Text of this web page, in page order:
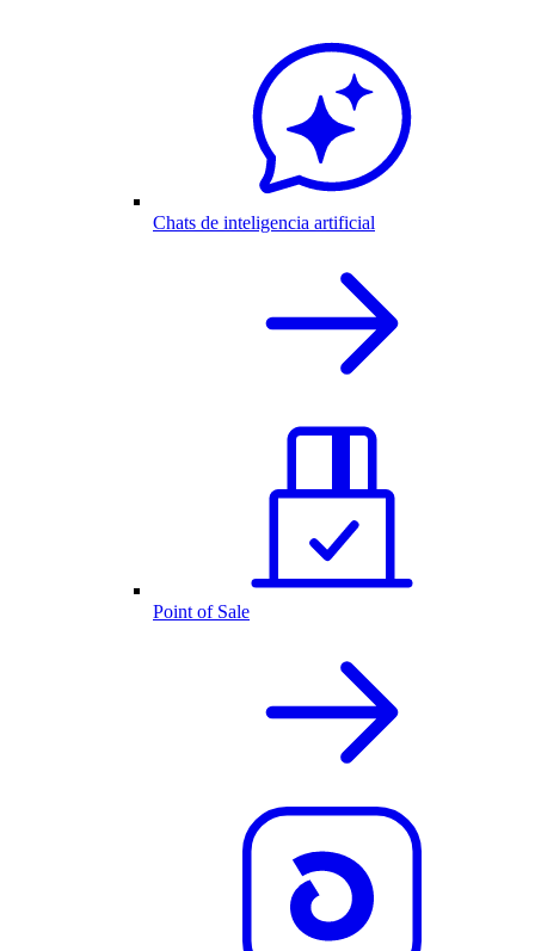
Chats de inteligencia artificial
Point of Sale